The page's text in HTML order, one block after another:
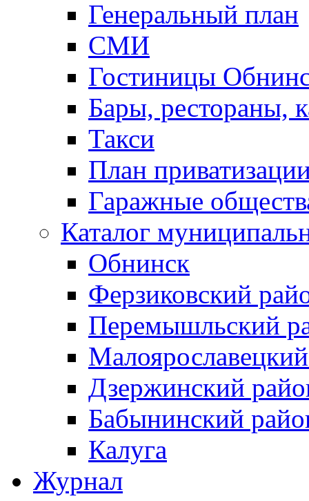
Генеральный план
СМИ
Гостиницы
Бары, рестораны,
Такси
План
Гаражные
Каталог
Обнинск
Ферзиковский
Перемышльский
Дзержинский
Бабынинский
Калуга
Журнал